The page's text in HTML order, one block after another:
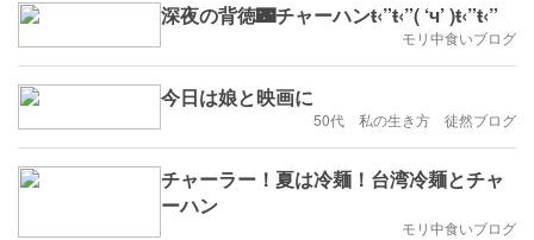
深夜の背徳🌃チャーハンŧ‹”ŧ‹”( ‘ч’ )ŧ‹”ŧ‹”
モリ中食いブログ
今日は娘と映画に
50代 私の生き方 徒然ブログ
チャーラー！夏は冷麺！台湾冷麺とチャ
ーハン
モリ中食いブログ